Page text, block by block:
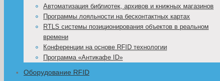
Автоматизация библиотек, архивов и книжных магазинов
Программы лояльности на бесконтактных картах
RTLS системы позиционирования объектов в реальном
времени
Конференции на основе RFID технологии
Программа «Антикафе ID»
Оборудование RFID